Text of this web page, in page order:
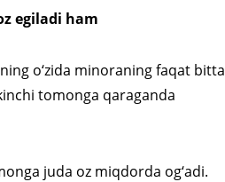
egiladi ham
o‘zida minoraning faqat bitta
tomonga qaraganda
juda oz miqdorda og‘adi.